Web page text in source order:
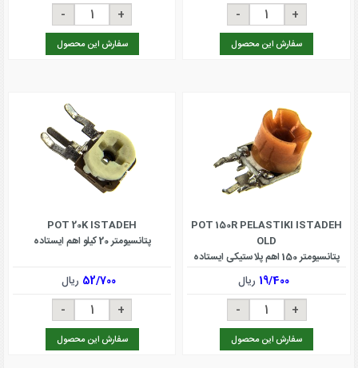
سفارش این محصول سفارش این محصول
POT 150R PELASTIKI ISTADEH
OLD
پتانسیومتر 150 اهم پلاستیکی ایستاده
OLD
19/400 ریال
سفارش این محصول
POT 20K ISTADEH
پتانسیومتر 20 کیلو اهم ایستاده
52/700 ریال
سفارش این محصول